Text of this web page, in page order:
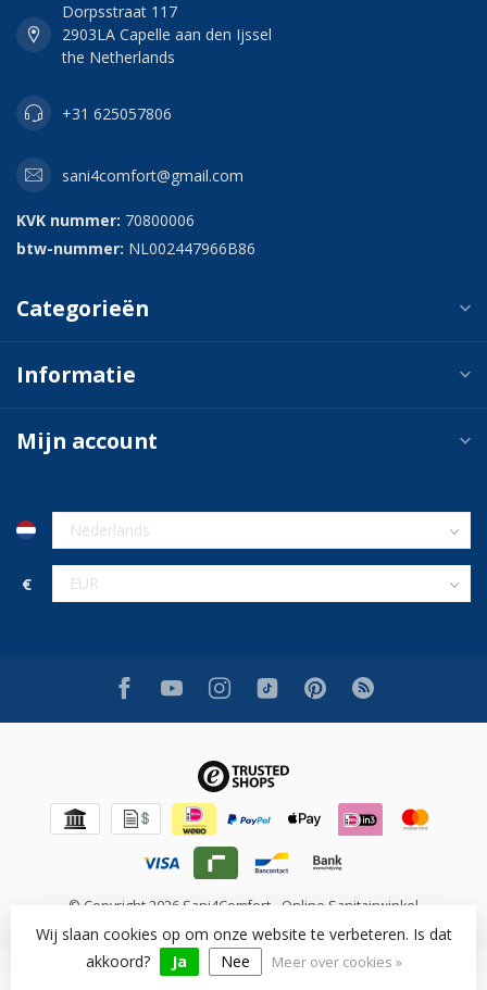
Dorpsstraat 117
2903LA Capelle aan den Ijssel
the Netherlands
+31 625057806
sani4comfort@gmail.com
KVK nummer: 70800006
btw-nummer: NL002447966B86
Categorieën
Informatie
Mijn account
€
© Copyright 2026 Sani4Comfort - Online Sanitairwinkel
Beoordeling op [review_system] voor [shop_name]: [rating]/10
Wij slaan cookies op om onze website te verbeteren. Is dat
akkoord?
Ja Nee Meer over cookies »